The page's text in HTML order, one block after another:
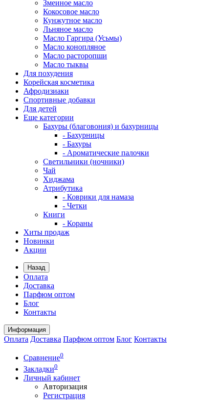
Змеиное масло
Кокосовое масло
Кунжутное масло
Льняное масло
Масло Гаргира (Усьмы)
Масло конопляное
Масло расторопши
Масло тыквы
Для похудения
Корейская косметика
Афродизиаки
Спортивные добавки
Для детей
Еще категории
Бахуры (благовония) и бахурницы
- Бахурницы
- Бахуры
- Ароматические палочки
Светильники (ночники)
Чай
Хиджама
Атрибутика
- Коврики для намаза
- Четки
Книги
- Кораны
Хиты продаж
Новинки
Акции
Назад
Оплата
Доставка
Парфюм оптом
Блог
Контакты
Информация
Оплата Доставка Парфюм оптом Блог Контакты
Сравнение0
Закладки0
Личный кабинет
Авторизация
Регистрация